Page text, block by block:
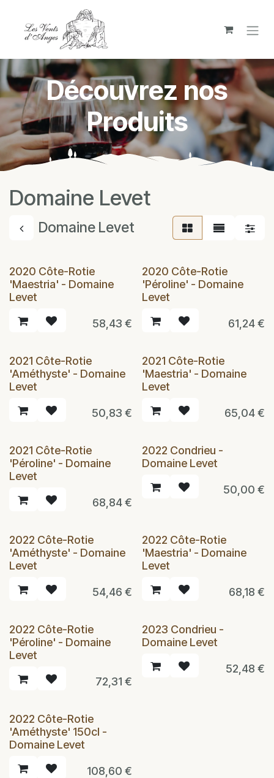
Se rendre au contenu
Découvrez nos
Produits
Domaine Levet
Domaine Levet
2020 Côte-Rotie
'Maestria' - Domaine
Levet
58,43 €
2020 Côte-Rotie
'Péroline' - Domaine
Levet
61,24€
2021 Côte-Rotie
'Améthyste' - Domaine
Levet
50,83 €
2021 Côte-Rotie
'Maestria' - Domaine
Levet
65,04€
2021 Côte-Rotie
'Péroline' - Domaine
Levet
68,84€
2022 Condrieu -
Domaine Levet
50,00 €
2022 Côte-Rotie
'Améthyste' - Domaine
Levet
54,46 €
2022 Côte-Rotie
'Maestria' - Domaine
Levet
68,18 €
2022 Côte-Rotie
'Péroline' - Domaine
Levet
72,31 €
2023 Condrieu -
Domaine Levet
52,48 €
2022 Côte-Rotie
'Améthyste' 150cl -
Domaine Levet
108,60 €